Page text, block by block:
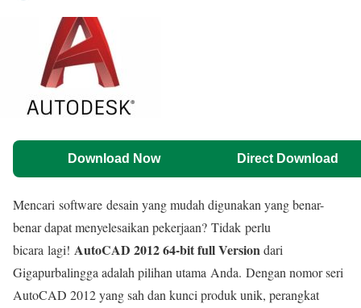
Download Now Direct Download
Mencari software desain yang mudah digunakan yang benar-
benar dapat menyelesaikan pekerjaan? Tidak perlu
bicara lagi! AutoCAD 2012 64-bit full Versiondari
Gigapurbalingga adalah pilihan utama Anda. Dengan nomor seri
AutoCAD 2012 yang sah dan kunci produk unik, perangkat